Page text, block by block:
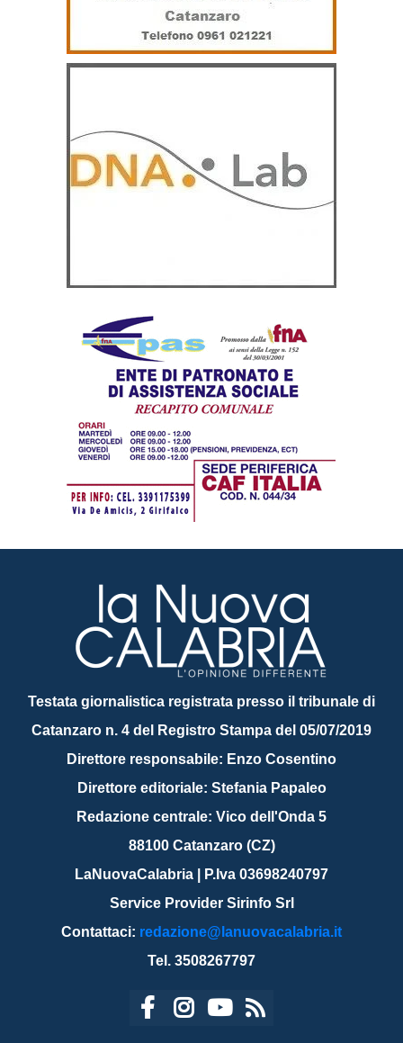
Testata giornalistica registrata presso il tribunale di
Catanzaro n. 4 del Registro Stampa del 05/07/2019
Direttore responsabile: Enzo Cosentino
Direttore editoriale: Stefania Papaleo
Redazione centrale: Vico dell'Onda 5
88100 Catanzaro (CZ)
LaNuovaCalabria | P.Iva 03698240797
Service Provider Sirinfo Srl
Contattaci: redazione@lanuovacalabria.it
Tel. 3508267797